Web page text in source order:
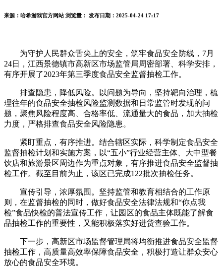
来源：哈希游戏官方网站 浏览量： 发布日期：2025-04-24 17:17
为守护人民群众舌尖上的安全，筑牢食品安全防线，7月
24日，江西景德镇市高新区市场监管局周密部署、科学安排，
有序开展了2023年第三季度食品安全监督抽检工作。
排查隐患，降低风险。以问题为导向，坚持靶向治理，梳
理往年的食品安全抽检风险监测数据和日常监管时发现的问
题，聚焦风险程度高、合格率低、流通量大的食品，加大抽检
力度，严格排查食品安全风险隐患。
紧盯重点，有序推进。结合辖区实际，科学制定食品安全
监督抽检计划和实施方案，以“五小”行业经营主体、大中型餐
饮店和旅游景区周边作为重点对象，有序推进食品安全监督抽
检工作。截至目前为止，该区已完成122批次抽检任务。
宣传引导，浓厚氛围。坚持监管和教育相结合的工作原
则，在监督抽检的同时，做好食品安全法律法规和“你点我
检”食品快检的普法宣传工作，让园区的食品主体既能了解食
品抽检工作的重要性，又能积极落实好进货查验工作。
下一步，高新区市场监督管理局将均衡推进食品安全监督
抽检工作，高质量高效率保障食品安全，积极打造让群众安心
放心的食品安全环境。